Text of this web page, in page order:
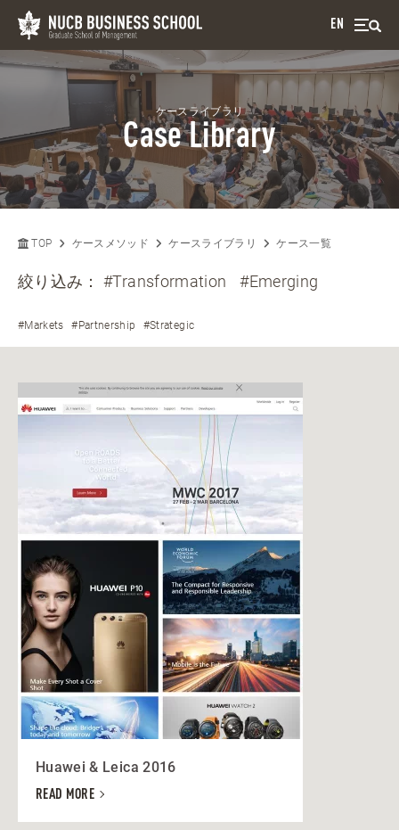
EN
ケースライブラリ
Case Library
TOP ケースメソッド ケースライブラリ ケース一覧
絞り込み：#Transformation #Emerging
#Markets #Partnership #Strategic
Huawei & Leica 2016
READ MORE